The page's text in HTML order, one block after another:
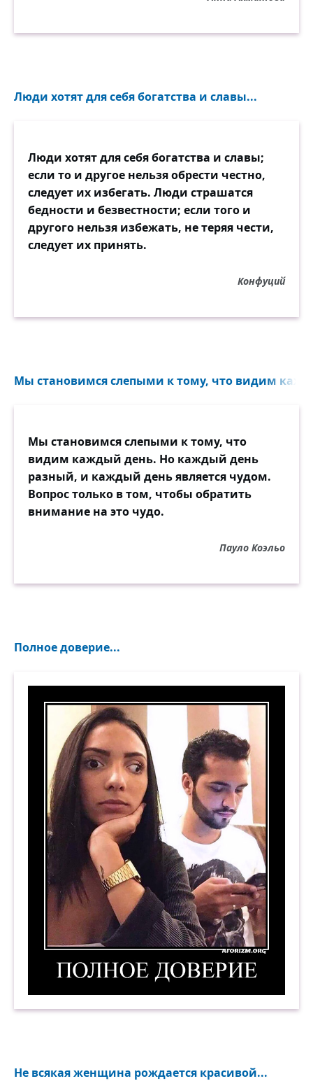
Люди хотят для себя богатства и славы...
Люди хотят для себя богатства и славы;
если то и другое нельзя обрести честно,
следует их избегать. Люди страшатся
бедности и безвестности; если того и
другого нельзя избежать, не теряя чести,
следует их принять.
Конфуций
Мы становимся слепыми к тому, что видим
Мы становимся слепыми к тому, что
видим каждый день. Но каждый день
разный, и каждый день является чудом.
Вопрос только в том, чтобы обратить
внимание на это чудо.
Пауло Коэльо
Полное доверие...
Не всякая женщина рождается красивой...